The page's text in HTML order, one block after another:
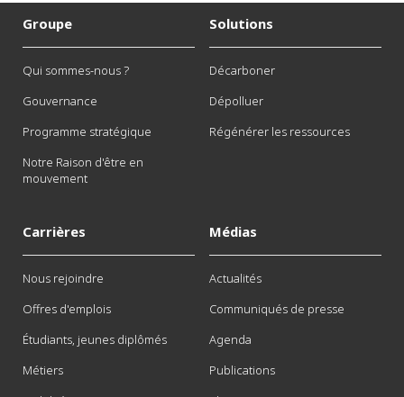
Groupe
Qui sommes-nous ?
Gouvernance
Programme stratégique
Notre Raison d'être en
mouvement
Solutions
Décarboner
Dépolluer
Régénérer les ressources
Carrières
Nous rejoindre
Offres d'emplois
Étudiants, jeunes diplômés
Métiers
Médias
Actualités
Communiqués de presse
Agenda
Publications